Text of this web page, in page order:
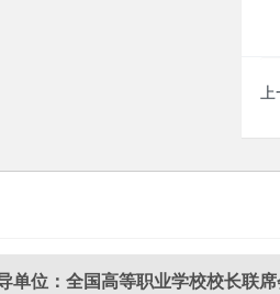
单位：全国高等职业学校校长联